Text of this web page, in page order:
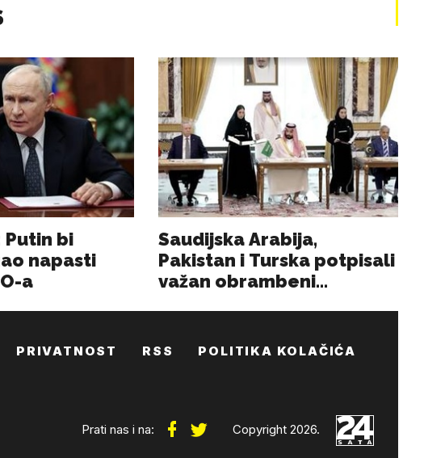
PRIVATNOST RSS POLITIKA KOLAČIĆA
Prati nas i na: Copyright 2026.